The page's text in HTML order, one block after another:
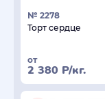
№ 2278
Торт сердце
от
2 380 Р/кг.